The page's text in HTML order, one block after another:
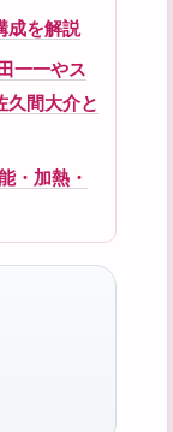
成を解説
一一やス
久間大介と
・加熱・